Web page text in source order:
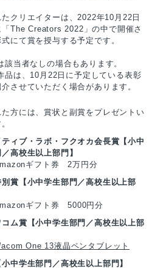
クリエイターは、2022年10月22日
「The Creators 2022」の中で開催さ
にて賞を授与する予定です。
当者なしの場合もあります。
品は、10月22日に予定している表彰
させていただく場合があります。
方には、賞状と副賞をプレゼントい
ティブ・ラボ・フクオカ会長賞【小中
高校生以上部門】
ギフト券 2万円分
賞【小中学生部門／高校生以上部
ギフト券 5000円分
ム賞【小中学生部門／高校生以上部
One 13液晶ペンタブレット
中学生部門／高校生以上部門】